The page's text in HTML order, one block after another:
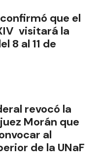
que el
visitará la
8 al 11 de
revocó la
Morán que
al
de la UNaF